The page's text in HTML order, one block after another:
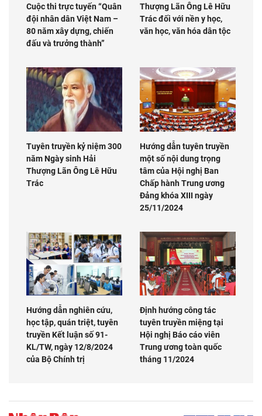
Cuộc thi trực tuyến “Quân
đội nhân dân Việt Nam –
80 năm xây dựng, chiến
đấu và trưởng thành”
Thượng Lãn Ông Lê Hữu
Trác đối với nền y học,
văn học, văn hóa dân tộc
Tuyên truyền kỷ niệm 300
năm Ngày sinh Hải
Thượng Lãn Ông Lê Hữu
Trác
Hướng dẫn tuyên truyền
một số nội dung trọng
tâm của Hội nghị Ban
Chấp hành Trung ương
Đảng khóa XIII ngày
25/11/2024
Hướng dẫn nghiên cứu,
học tập, quán triệt, tuyên
truyền Kết luận số 91-
KL/TW, ngày 12/8/2024
của Bộ Chính trị
Định hướng công tác
tuyên truyền miệng tại
Hội nghị Báo cáo viên
Trung ương toàn quốc
tháng 11/2024